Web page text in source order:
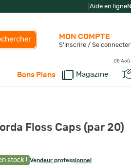
Aide en ligne
Bons Plans Magazine
MON COMPTE
S'inscrire / Se connecter
08
Floss Caps (par 20)
stock ! Vendeur professionnel